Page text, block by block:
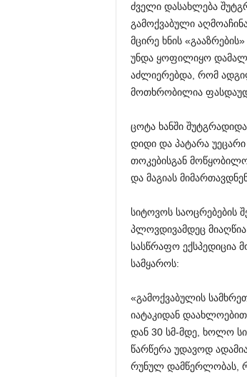
ძველი დასახლება
გამოქვაბული
მცირე ხნის
უნდა ყოფილიყო
აძლიერებდა, რომ
მოთხრობილია
ცოტა ხანში
დიდი და პატარა
თოკებისგან
და მაგიას
სიტოვოს საოცრებების
პლოვდივამდეც
სასწრაფო ექსპედიცია
სამყაროს:
«გამოქვაბულის
იატაკიდან
დან 30 სმ-მდე, ხოლო
წარწერა უდავოდ
რუნულ დამწერლობას,